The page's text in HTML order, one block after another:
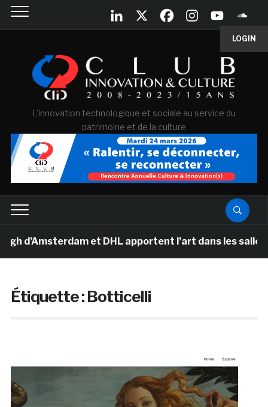
LOGIN
L'innovation technologique et sociale au service du
patrimoine et de la culture
d’Amsterdam et DHL apportent l’art dans les salles
Étiquette :Botticelli